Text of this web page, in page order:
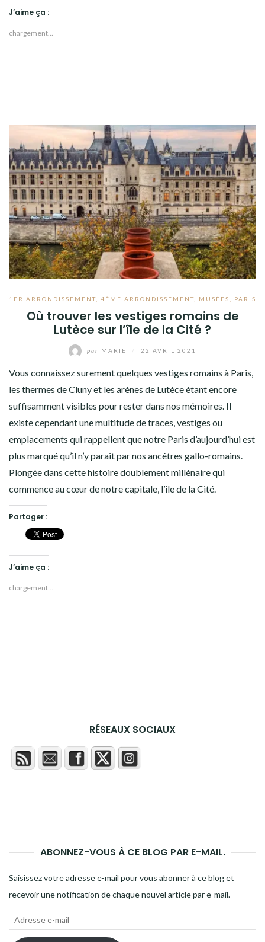
J’aime ça :
chargement…
1ER ARRONDISSEMENT 4ÈME ARRONDISSEMENT MUSÉES PARIS
Où trouver les vestiges romains de
Lutèce sur l’île de la Cité ?
par MARIE 22 AVRIL 2021
Vous connaissez surement quelques vestiges romains à Paris,
les thermes de Cluny et les arènes de Lutèce étant encore
suffisamment visibles pour rester dans nos mémoires. Il
existe cependant une multitude de traces, vestiges ou
emplacements qui rappellent que notre Paris d’aujourd’hui est
plus marqué qu’il n’y parait par nos ancêtres gallo-romains.
Plongée dans cette histoire doublement millénaire qui
commence au cœur de notre capitale, l’île de la Cité.
Partager :
J’aime ça :
chargement…
RÉSEAUX SOCIAUX
ABONNEZ-VOUS À CE BLOG PAR E-MAIL.
Saisissez votre adresse e-mail pour vous abonner à ce blog et
recevoir une notification de chaque nouvel article par e-mail.
Adresse